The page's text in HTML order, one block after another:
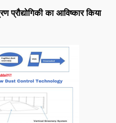
का आविष्कार किया